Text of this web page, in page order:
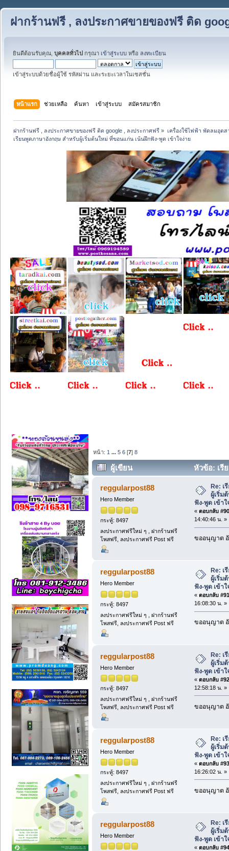
ฝากร้านฟรี , ลงประกาศขายของฟรี ติด
ยินดีต้อนรับคุณ, บุคคลทั่วไป กรุณา เข้าสู่ระบบ หรือ ลงทะเบียน
เข้าสู่ระบบด้วยชื่อผู้ใช้ รหัสผ่าน และระยะเวลาในเซสชั่น
หน้าแรก ช่วยเหลือ ค้นหา เข้าสู่ระบบ สมัครสมาชิก
ฝากร้านฟรี , ลงประกาศขายของฟรี ติด google , ลงประกาศฟรี » เครื่องใช้ไฟฟ้า พัดลมอุต
เรียนพูดภาษาอังกฤษ สำหรับผู้เริ่มต้นใหม่ ที่ขอนแก่น เน้นฝึกฟัง-พูด เข้าใจง่าย
หน้า: 1 ...5 6 [7]8
ผู้เขียน
หัวข้อ: เรี
ฝึกฟัง-พูด เข้าใจง่าย (อ่าน 2388 ครั้ง)
reggularpost88
Hero Member
กระทู้: 8497
ลงประกาศฟรีใหม่ ๆ , ฝากร้านฟรี
โพสฟรี, ลงประกาศฟรี Post ฟรี
Re: เ
ผู้เริ่ม
ฟัง-พูด เข้าใ
« ตอบกลับ
14:40:46 น. »
ขออนุญาต
reggularpost88
Hero Member
กระทู้: 8497
ลงประกาศฟรีใหม่ ๆ , ฝากร้านฟรี
โพสฟรี, ลงประกาศฟรี Post ฟรี
Re: เ
ผู้เริ่ม
ฟัง-พูด เข้าใ
« ตอบกลับ
16:08:30 น. »
ขออนุญาต
reggularpost88
Hero Member
กระทู้: 8497
ลงประกาศฟรีใหม่ ๆ , ฝากร้านฟรี
โพสฟรี, ลงประกาศฟรี Post ฟรี
Re: เ
ผู้เริ่ม
ฟัง-พูด เข้าใ
« ตอบกลับ
12:58:18 น. »
ขออนุญาต
reggularpost88
Hero Member
กระทู้: 8497
ลงประกาศฟรีใหม่ ๆ , ฝากร้านฟรี
โพสฟรี, ลงประกาศฟรี Post ฟรี
Re: เ
ผู้เริ่ม
ฟัง-พูด เข้าใ
« ตอบกลับ
16:26:02 น. »
ขออนุญาต
reggularpost88
Hero Member
Re: เ
ผู้เริ่ม
ฟัง-พูด เข้าใ
« ตอบกลับ